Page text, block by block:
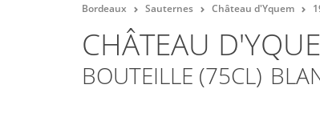
Bordeaux Sauternes Château d'Yquem
CHÂTEAU
BOUTEILLE (75CL)